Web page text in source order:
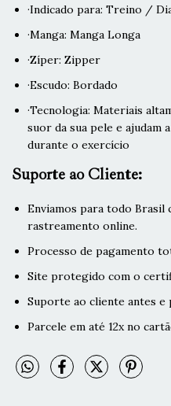
·Indicado para: Treino /
·Manga: Manga Longa
·Zíper: Zipper
·Escudo: Bordado
·Tecnologia: Materiais
suor da sua pele e ajudam
durante o exercício
Suporte ao Cliente:
Enviamos para todo Brasil
rastreamento online.
Processo de pagamento
Site protegido com o
Suporte ao cliente antes e
Parcele em até 12x no